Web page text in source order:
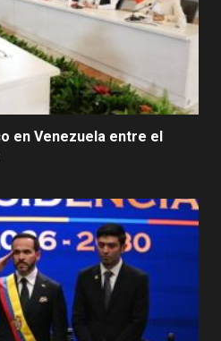
en Venezuela entre el